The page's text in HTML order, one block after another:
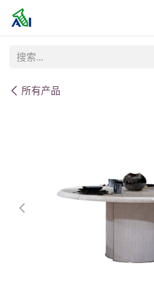
跳至内容
所有产品